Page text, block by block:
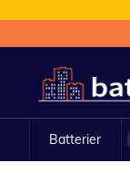
till
innehållet
Batterier